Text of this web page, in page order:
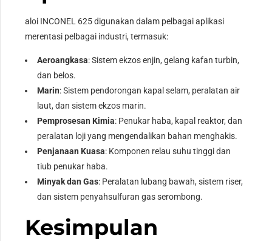
aloi INCONEL 625 digunakan dalam pelbagai aplikasi
merentasi pelbagai industri, termasuk:
Aeroangkasa: Sistem ekzos enjin, gelang kafan turbin,
dan belos.
Marin: Sistem pendorongan kapal selam, peralatan air
laut, dan sistem ekzos marin.
Pemprosesan Kimia: Penukar haba, kapal reaktor, dan
peralatan loji yang mengendalikan bahan menghakis.
Penjanaan Kuasa: Komponen relau suhu tinggi dan
tiub penukar haba.
Minyak dan Gas: Peralatan lubang bawah, sistem riser,
dan sistem penyahsulfuran gas serombong.
Kesimpulan